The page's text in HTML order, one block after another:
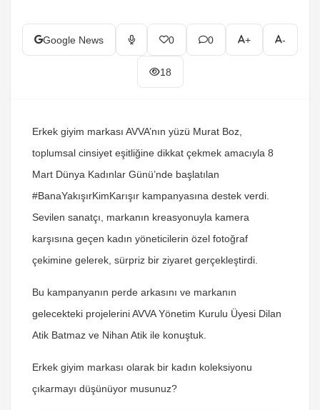
Google News 0 0 + -
18
Erkek giyim markası AVVA’nın yüzü Murat Boz,
toplumsal cinsiyet eşitliğine dikkat çekmek amacıyla 8
Mart Dünya Kadınlar Günü’nde başlatılan
#BanaYakışırKimKarışır kampanyasına destek verdi.
Sevilen sanatçı, markanın kreasyonuyla kamera
karşısına geçen kadın yöneticilerin özel fotoğraf
çekimine gelerek, sürpriz bir ziyaret gerçekleştirdi.
Bu kampanyanın perde arkasını ve markanın
gelecekteki projelerini AVVA Yönetim Kurulu Üyesi Dilan
Atik Batmaz ve Nihan Atik ile konuştuk.
Erkek giyim markası olarak bir kadın koleksiyonu
çıkarmayı düşünüyor musunuz?